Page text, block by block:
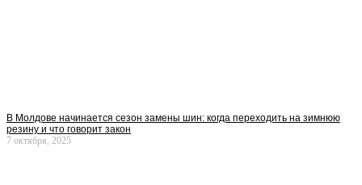
В Молдове начинается сезон замены шин: когда переходить на зимнюю
резину и что говорит закон
7 октября, 2025